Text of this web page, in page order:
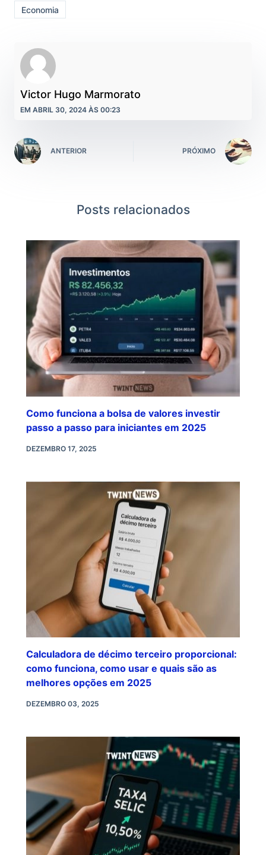
Economia
Victor Hugo Marmorato
EM ABRIL 30, 2024 ÀS 00:23
ANTERIOR PRÓXIMO
Posts relacionados
Como funciona a bolsa de valores investir
passo a passo para iniciantes em 2025
DEZEMBRO 17, 2025
Calculadora de décimo terceiro proporcional:
como funciona, como usar e quais são as
melhores opções em 2025
DEZEMBRO 03, 2025